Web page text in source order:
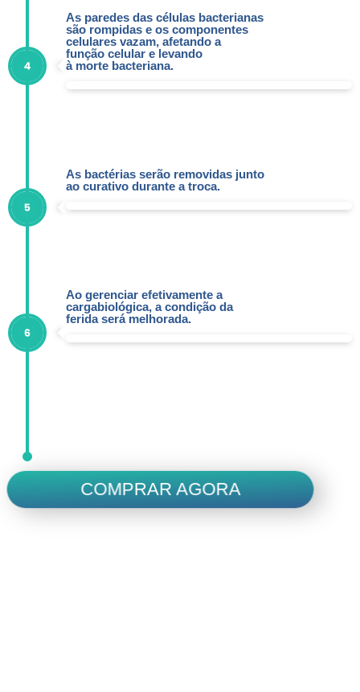
As paredes das células bacterianas
são rompidas e os componentes
celulares vazam, afetando a
função celular e levando
à morte bacteriana.
As bactérias serão removidas junto
ao curativo durante a troca.
Ao gerenciar efetivamente a
cargabiológica, a condição da
ferida será melhorada.
COMPRAR AGORA